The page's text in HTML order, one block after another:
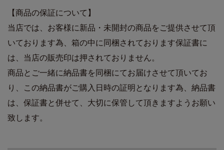
【商品の保証について】
当店では、お客様に新品・未開封の商品をご提供させて頂
いております為、箱の中に同梱されております保証書に
は、当店の販売印は押されておりません。
商品とご一緒に納品書を同梱にてお届けさせて頂いてお
り、この納品書がご購入日時の証明となります為、納品書
は、保証書と併せて、大切に保管して頂きますようお願い
致します。